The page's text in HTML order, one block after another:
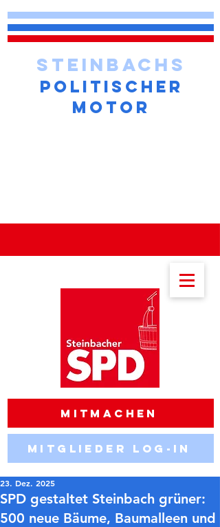
STEINBACHS
Mitglieder Log-in
POLITISCHER
MOTOR
Mitmachen
SPD gestaltet Steinbach grüner:
500 neue Bäume, Baumalleen und
23. Dez. 2025